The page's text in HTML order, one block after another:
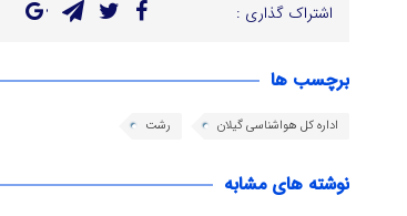
اشتراک گذاری :
برچسب ها
اداره کل هواشناسی گیلان رشت
نوشته های مشابه